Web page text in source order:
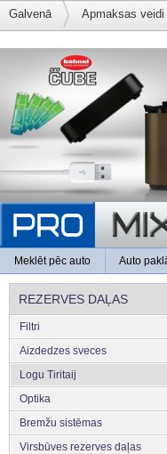
Galvenā Apmaksas veidi
Meklēt pēc auto Auto
REZERVES DAĻAS
Filtri
Aizdedzes sveces
Logu Tiritaij
Optika
Bremžu sistēmas
Virsbūves rezerves daļas